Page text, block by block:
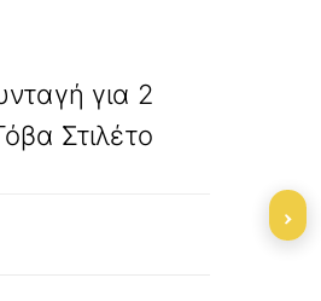
για 2
Στιλέτο
›